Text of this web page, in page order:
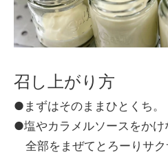
召し上がり方
●まずはそのままひとくち。
●塩やカラメルソースをかけ
全部をまぜてとろーりサク